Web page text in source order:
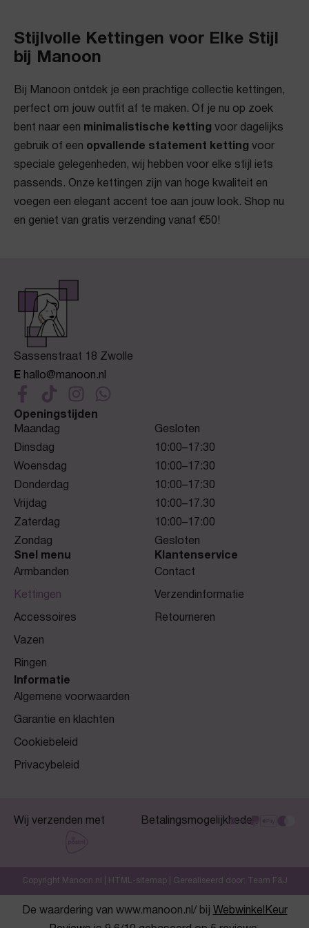
Stijlvolle Kettingen voor Elke Stijl
bij Manoon
Bij Manoon ontdek je een prachtige collectie kettingen,
perfect om jouw outfit af te maken. Of je nu op zoek
bent naar een minimalistische ketting voor dagelijks
gebruik of een opvallende statement ketting voor
speciale gelegenheden, wij hebben voor elke stijl iets
passends. Onze kettingen zijn van hoge kwaliteit en
voegen een elegant accent toe aan jouw look. Shop nu
en geniet van gratis verzending vanaf €50!
Sassenstraat 18 Zwolle
E hallo@manoon.nl
Openingstijden
Maandag
Gesloten
Dinsdag
10:00–17:30
Woensdag
10:00–17:30
Donderdag
10:00–17:30
Vrijdag
10:00–17.30
Zaterdag
10:00–17:00
Zondag
Gesloten
Snel menu
Armbanden
Kettingen
Accessoires
Vazen
Ringen
Klantenservice
Contact
Verzendinformatie
Retourneren
Informatie
Algemene voorwaarden
Garantie en klachten
Cookiebeleid
Privacybeleid
Wij verzenden met Betalingsmogelijkheden
Copyright Manoon.nl | HTML-sitemap| Gerealiseerd door: Team F&J
De waardering van www.manoon.nl/ bij
WebwinkelKeur